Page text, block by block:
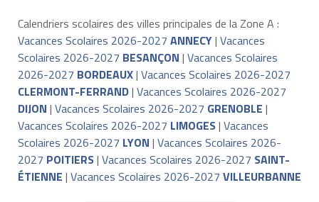
Calendriers scolaires des villes principales de la Zone A :
Vacances Scolaires 2026-2027 ANNECY| Vacances
Scolaires 2026-2027 BESANÇON | Vacances Scolaires
2026-2027 BORDEAUX| Vacances Scolaires 2026-2027
CLERMONT-FERRAND| Vacances Scolaires 2026-2027
DIJON | Vacances Scolaires 2026-2027 GRENOBLE |
Vacances Scolaires 2026-2027 LIMOGES| Vacances
Scolaires 2026-2027 LYON | Vacances Scolaires 2026-
2027 POITIERS| Vacances Scolaires 2026-2027 SAINT-
ÉTIENNE | Vacances Scolaires 2026-2027 VILLEURBANNE